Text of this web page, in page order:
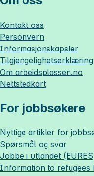
Kontakt oss
Personvern
Informasjonskapsler
Tilgjengelighetserklæring
Om arbeidsplassen.no
Nettstedkart
For jobbsøkere
Nyttige artikler for
Spørsmål og svar
Jobbe i utlandet
Information to refugees